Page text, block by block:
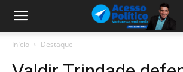
Início Destaque